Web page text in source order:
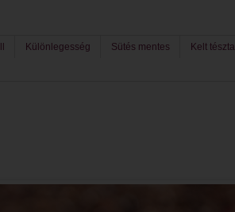
Különlegesség Sütés mentes Kelt tészta